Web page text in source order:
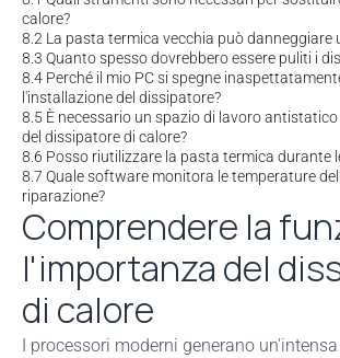
calore?
8.2 La pasta termica vecchia può danneggiare
8.3 Quanto spesso dovrebbero essere puliti i
8.4 Perché il mio PC si spegne
l'installazione del dissipatore?
8.5 È necessario un spazio di lavoro
del dissipatore di calore?
8.6 Posso riutilizzare la pasta termica durante
8.7 Quale software monitora le temperature
riparazione?
Comprendere la
l'importanza del
di calore
I processori moderni generano